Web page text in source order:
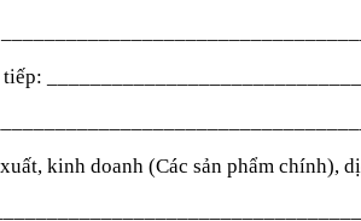
kinh doanh (Các sản phẩm chính),